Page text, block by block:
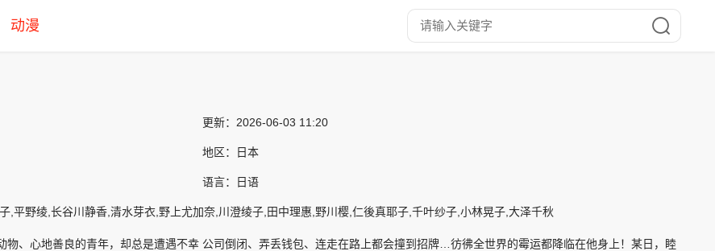
动漫
更新： 2026-06-03 11:20
地区： 日本
语言： 日语
,平野绫,长谷川静香,清水芽衣,野上尤加奈,川澄绫子,田中理惠,野川樱,仁後真耶子,千叶纱子,小林晃子,大泽千秋
物、心地善良的青年，却总是遭遇不幸 公司倒闭、弄丢钱包、连走在路上都会撞到招牌…彷彿全世界的霉运都降临在他身上！某日，睦